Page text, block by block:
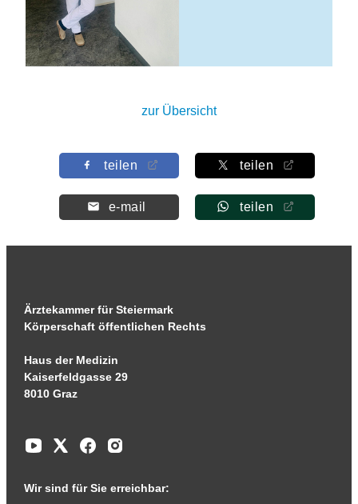
zur Übersicht
teilen teilen
e-mail teilen
Ärztekammer für Steiermark
Körperschaft öffentlichen Rechts
Haus der Medizin
Kaiserfeldgasse 29
8010 Graz
Wir sind für Sie erreichbar: